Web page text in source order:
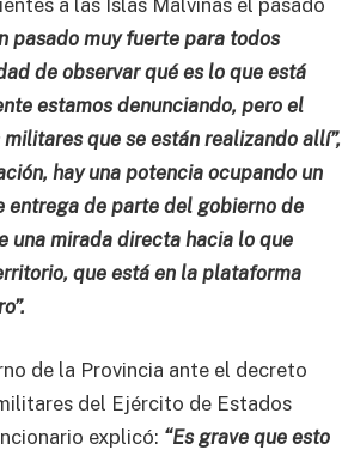
pasado muy fuerte para todos
de observar qué es lo que está
estamos denunciando, pero el
que se están realizando allí”,
hay una potencia ocupando un
de parte del gobierno de
una mirada directa hacia lo que
que está en la plataforma
de la Provincia ante el decreto
del Ejército de Estados
explicó: “Es grave que esto